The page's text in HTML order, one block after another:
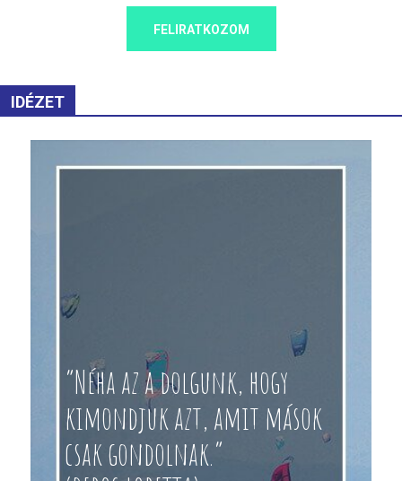
FELIRATKOZOM
IDÉZET
“Néha az a dolgunk, hogy
kimondjuk azt, amit mások
csak gondolnak.”